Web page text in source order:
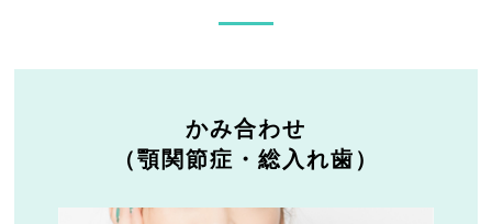
かみ合わせ
（顎関節症・総入れ歯）